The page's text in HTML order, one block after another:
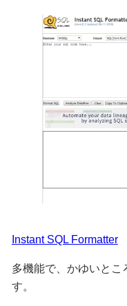
Instant SQL Formatter
多機能で、かゆいとこ
す。